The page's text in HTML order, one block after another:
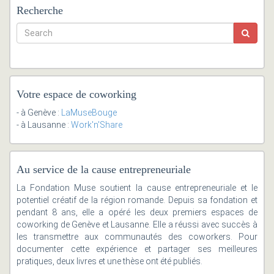
Recherche
Votre espace de coworking
- à Genève : LaMuseBouge
- à Lausanne : Work'n'Share
Au service de la cause entrepreneuriale
La Fondation Muse soutient la cause entrepreneuriale et le
potentiel créatif de la région romande. Depuis sa fondation et
pendant 8 ans, elle a opéré les deux premiers espaces de
coworking de Genève et Lausanne. Elle a réussi avec succès à
les transmettre aux communautés des coworkers. Pour
documenter cette expérience et partager ses meilleures
pratiques, deux livres et une thèse ont été publiés.